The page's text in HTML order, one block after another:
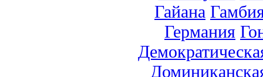
Гайана
Германия